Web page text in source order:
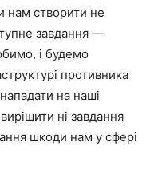
нам створити не
завдання —
і будемо
противника
на наші
ні завдання
шкоди нам у сфері